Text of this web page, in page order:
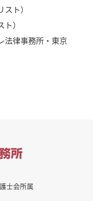
ト）
）
法律事務所・東京
士会所属